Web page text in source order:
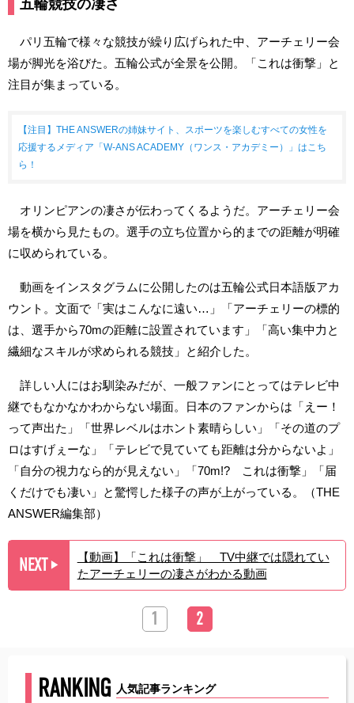
五輪競技の凄さ
パリ五輪で様々な競技が繰り広げられた中、アーチェリー会
場が脚光を浴びた。五輪公式が全景を公開。「これは衝撃」と
注目が集まっている。
【注目】THE ANSWERの姉妹サイト、スポーツを楽しむすべての女性を
応援するメディア「W-ANS ACADEMY（ワンス・アカデミー）」はこち
ら！
オリンピアンの凄さが伝わってくるようだ。アーチェリー会
場を横から見たもの。選手の立ち位置から的までの距離が明確
に収められている。
動画をインスタグラムに公開したのは五輪公式日本語版アカ
ウント。文面で「実はこんなに遠い…」「アーチェリーの標的
は、選手から70mの距離に設置されています」「高い集中力と
繊細なスキルが求められる競技」と紹介した。
詳しい人にはお馴染みだが、一般ファンにとってはテレビ中
継でもなかなかわからない場面。日本のファンからは「えー！
って声出た」「世界レベルはホント素晴らしい」「その道のプ
ロはすげぇーな」「テレビで見ていても距離は分からないよ」
「自分の視力なら的が見えない」「70m!? これは衝撃」「届
くだけでも凄い」と驚愕した様子の声が上がっている。（THE
ANSWER編集部）
NEXT ▶︎
【動画】「これは衝撃」 TV中継では隠れてい
たアーチェリーの凄さがわかる動画
1 2
RANKING 人気記事ランキング